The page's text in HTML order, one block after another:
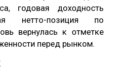
годовая доходность
нетто-позиция по
вернулась к отметке
перед рынком.